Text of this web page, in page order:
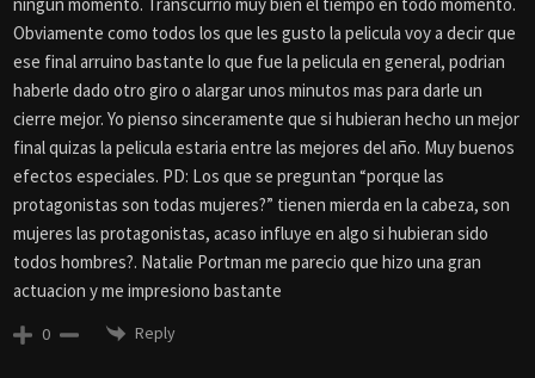
Obviamente como todos los que les gusto la pelicula voy a decir que
ese final arruino bastante lo que fue la pelicula en general, podrian
haberle dado otro giro o alargar unos minutos mas para darle un
cierre mejor. Yo pienso sinceramente que si hubieran hecho un mejor
final quizas la pelicula estaria entre las mejores del año. Muy buenos
efectos especiales. PD: Los que se preguntan “porque las
protagonistas son todas mujeres?” tienen mierda en la cabeza, son
mujeres las protagonistas, acaso influye en algo si hubieran sido
todos hombres?. Natalie Portman me parecio que hizo una gran
actuacion y me impresiono bastante
0 Reply